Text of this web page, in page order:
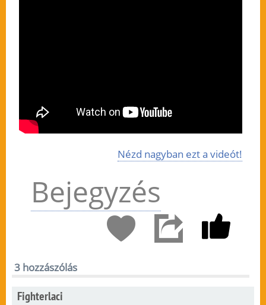
Nézd nagyban ezt a videót!
Bejegyzés
3 hozzászólás
Fighterlaci